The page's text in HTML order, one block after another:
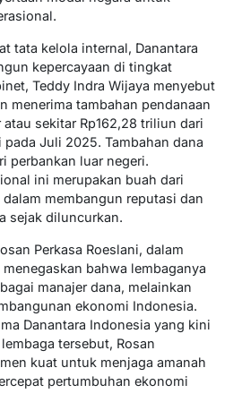
tata kelola internal, Danantara
kepercayaan di tingkat
Teddy Indra Wijaya menyebut
menerima tambahan pendanaan
atau sekitar Rp162,28 triliun dari
pada Juli 2025. Tambahan dana
perbankan luar negeri.
ini merupakan buah dari
dalam membangun reputasi dan
sejak diluncurkan.
Perkasa Roeslani, dalam
bahwa lembaganya
manajer dana, melainkan
ekonomi Indonesia.
Danantara Indonesia yang kini
tersebut, Rosan
kuat untuk menjaga amanah
pertumbuhan ekonomi